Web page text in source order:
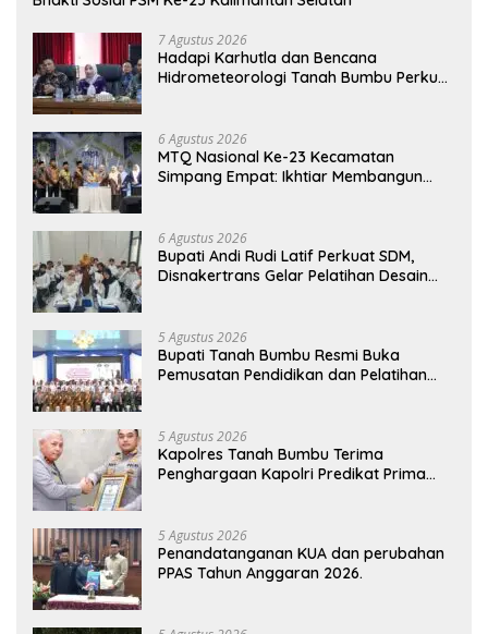
7 Agustus 2026
Hadapi Karhutla dan Bencana
Hidrometeorologi Tanah Bumbu Perkuat
6 Agustus 2026
MTQ Nasional Ke-23 Kecamatan
Simpang Empat: Ikhtiar Membangun
6 Agustus 2026
Bupati Andi Rudi Latif Perkuat SDM,
Disnakertrans Gelar Pelatihan Desain
5 Agustus 2026
Bupati Tanah Bumbu Resmi Buka
Pemusatan Pendidikan dan Pelatihan
5 Agustus 2026
Kapolres Tanah Bumbu Terima
Penghargaan Kapolri Predikat Prima
5 Agustus 2026
Penandatanganan KUA dan perubahan
PPAS Tahun Anggaran 2026.